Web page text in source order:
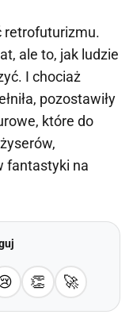
retrofuturizmu.
ale to, jak ludzie
I chociaż
pozostawiły
które do
fantastyki na
👏 🚀